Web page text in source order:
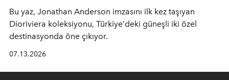
Bu yaz, Jonathan Anderson imzasını ilk kez taşıyan
Dioriviera koleksiyonu, Türkiye’deki güneşli iki özel
destinasyonda öne çıkıyor.
07.13.2026